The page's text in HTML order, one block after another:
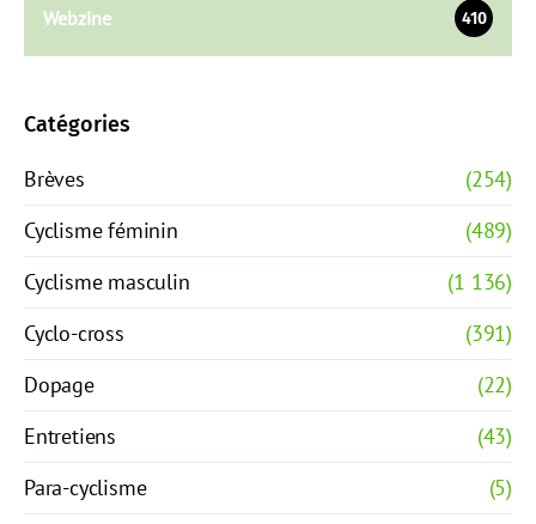
Webzine 410
Catégories
Brèves
(254)
Cyclisme féminin
(489)
Cyclisme masculin
(1 136)
Cyclo-cross
(391)
Dopage
(22)
Entretiens
(43)
Para-cyclisme
(5)